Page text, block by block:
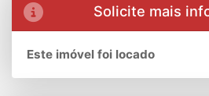
Solicite mais
Este imóvel foi locado